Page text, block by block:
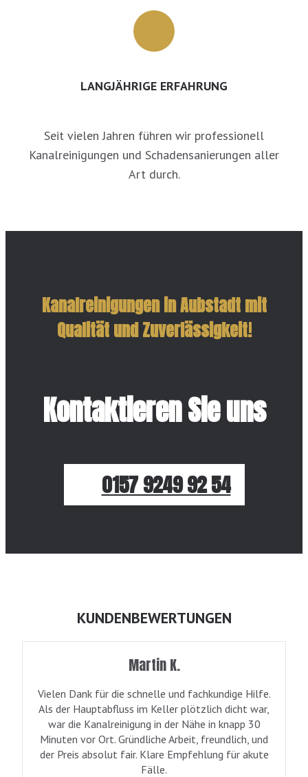
LANGJÄHRIGE ERFAHRUNG
Seit vielen Jahren führen wir professionell
Kanalreinigungen und Schadensanierungen aller
Art durch.
Kanalreinigungen in Aubstadt mit
Qualität und Zuverlässigkeit!
Kontaktieren Sie uns
0157 9249 92 54
KUNDENBEWERTUNGEN
Martin K.
Vielen Dank für die schnelle und fachkundige Hilfe.
Als der Hauptabfluss im Keller plötzlich dicht war,
war die Kanalreinigung in der Nähe in knapp 30
Minuten vor Ort. Gründliche Arbeit, freundlich, und
der Preis absolut fair. Klare Empfehlung für akute
Fälle.